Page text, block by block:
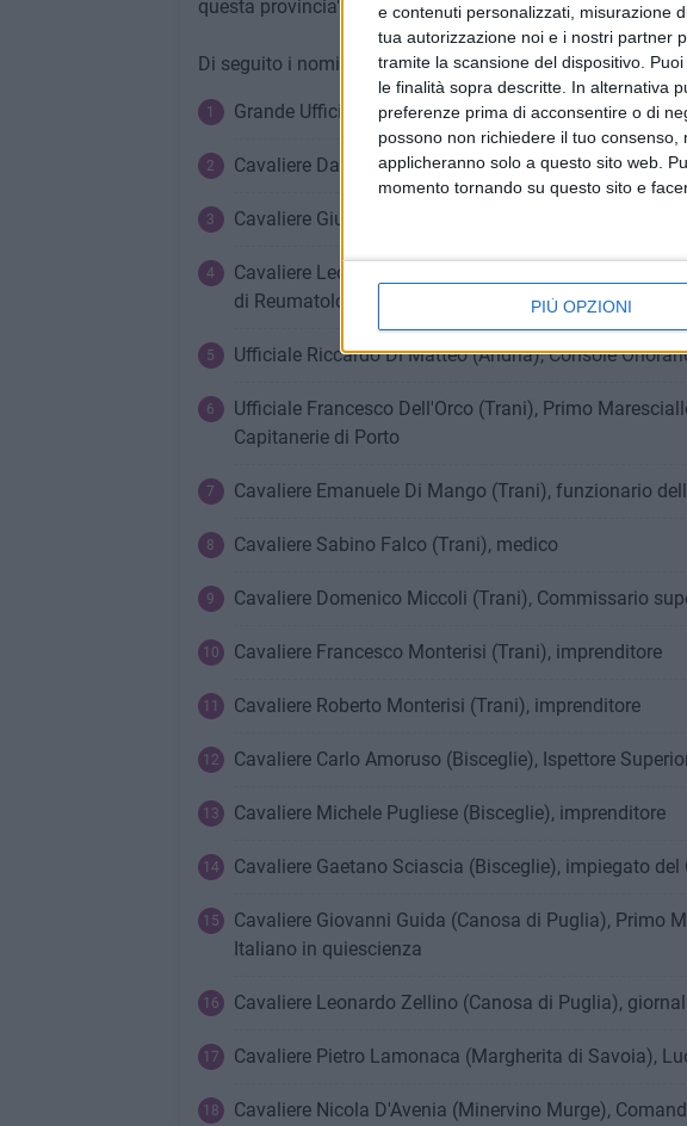
e contenuti personalizzati, misurazione
tua autorizzazione noi e i nostri partner
tramite la scansione del dispositivo.
le finalità sopra descritte. In alternativa
preferenze prima di acconsentire o di
possono non richiedere il tuo
applicheranno solo a questo sito web.
momento tornando su questo sito e
PIÙ OPZIONI
questa provincia".
Di seguito i nominativi dei cittadini insigniti:
Grande Ufficiale Maria Sterpeta Mennuni (Barletta),
Cavaliere Dario Savino Doronzo (Barletta), docente di
Cavaliere Giuseppe Rizzi (Barletta), Vigile del Fuoco
Cavaliere Leonardo Santo (Barletta), dirigente medico
di Reumatologia presso l'Asl Bt
Ufficiale Riccardo Di Matteo (Andria), Console
Ufficiale Francesco Dell'Orco (Trani), Primo
Capitanerie di Porto
Cavaliere Emanuele Di Mango (Trani), funzionario
Cavaliere Sabino Falco (Trani), medico
Cavaliere Domenico Miccoli (Trani), Commissario
Cavaliere Francesco Monterisi (Trani), imprenditore
Cavaliere Roberto Monterisi (Trani), imprenditore
Cavaliere Carlo Amoruso (Bisceglie), Ispettore
Cavaliere Michele Pugliese (Bisceglie), imprenditore
Cavaliere Gaetano Sciascia (Bisceglie), impiegato
Cavaliere Giovanni Guida (Canosa di Puglia), Primo
Italiano in quiescienza
Cavaliere Leonardo Zellino (Canosa di Puglia),
Cavaliere Pietro Lamonaca (Margherita di Savoia),
Cavaliere Nicola D'Avenia (Minervino Murge),